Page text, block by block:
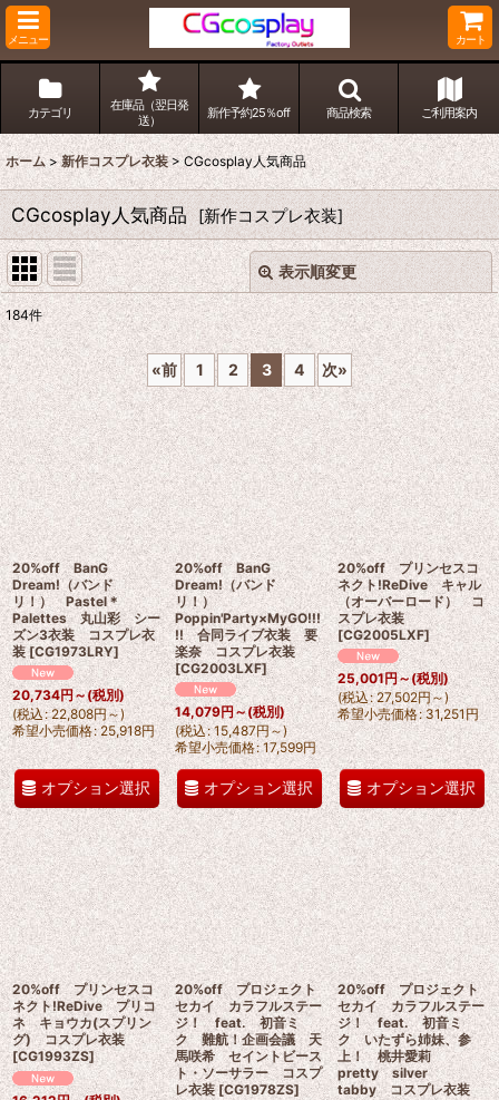
メニュー カート
カテゴリ
在庫品（翌日発
送）
新作予約25％off 商品検索 ご利用案内
ホーム > 新作コスプレ衣装 > CGcosplay人気商品
CGcosplay人気商品 [新作コスプレ衣装]
表示順変更
表示数:
並び順:
絞り込む
閉じる
184件
«前 1 2 3 4 次»
20%off BanG
Dream!（バンド
リ！） Pastel＊
Palettes 丸山彩 シー
ズン3衣装 コスプレ衣
装 [CG1973LRY]
20,734円～(税別)
(税込 : 22,808円～)
希望小売価格: 25,918円
オプション選択
20%off BanG
Dream!（バンド
リ！）
Poppin'Party×MyGO!!!
!! 合同ライブ衣装 要
楽奈 コスプレ衣装
[CG2003LXF]
14,079円 ～(税別)
(税込: 15,487円～)
希望小売価格: 17,599円
オプション選択
20%off プリンセスコ
ネクト!ReDive キャル
（オーバーロード） コ
スプレ衣装
[CG2005LXF]
25,001円～(税別)
(税込: 27,502円～)
希望小売価格: 31,251円
オプション選択
20%off プリンセスコ
ネクト!ReDive プリコ
ネ キョウカ(スプリン
グ) コスプレ衣装
[CG1993ZS]
20%off プロジェクト
セカイ カラフルステー
ジ！ feat. 初音ミ
ク 難航！企画会議 天
馬咲希 セイントビース
ト・ソーサラー コスプ
レ衣装 [CG1978ZS]
20%off プロジェクト
セカイ カラフルステー
ジ！ feat. 初音ミ
ク いたずら姉妹、参
上！ 桃井愛莉
pretty silver
tabby コスプレ衣装